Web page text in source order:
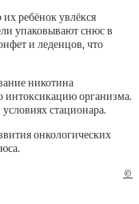
ребёнок увлёкся
упаковывают снюс в
и леденцов, что
никотина
интоксикацию организма.
стационара.
онкологических
©